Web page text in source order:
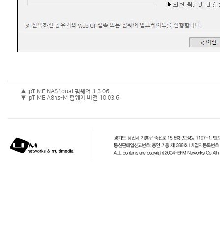
▲ ipTIME NAS1dual 펌웨어 1.3.06
▼ ipTIME A8ns-M 펌웨어 버전 10.03.6